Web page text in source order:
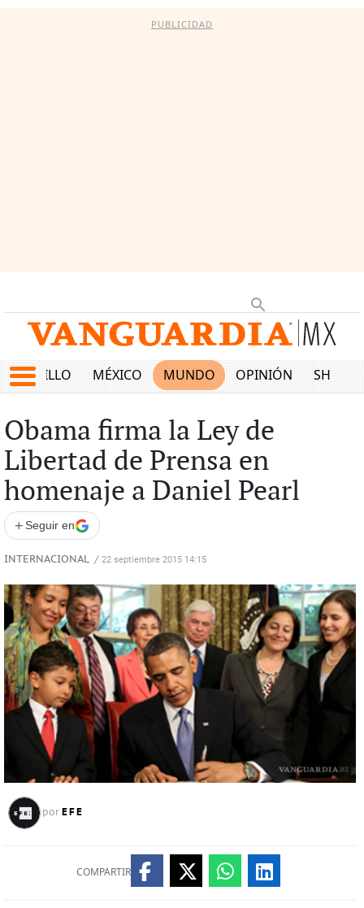
PUBLICIDAD
SALTILLO MÉXICO MUNDO OPINIÓN SHOW
Obama firma la Ley de
Libertad de Prensa en
homenaje a Daniel Pearl
+ Seguir en
INTERNACIONAL / 22 septiembre 2015 14:15
por EFE
COMPARTIR